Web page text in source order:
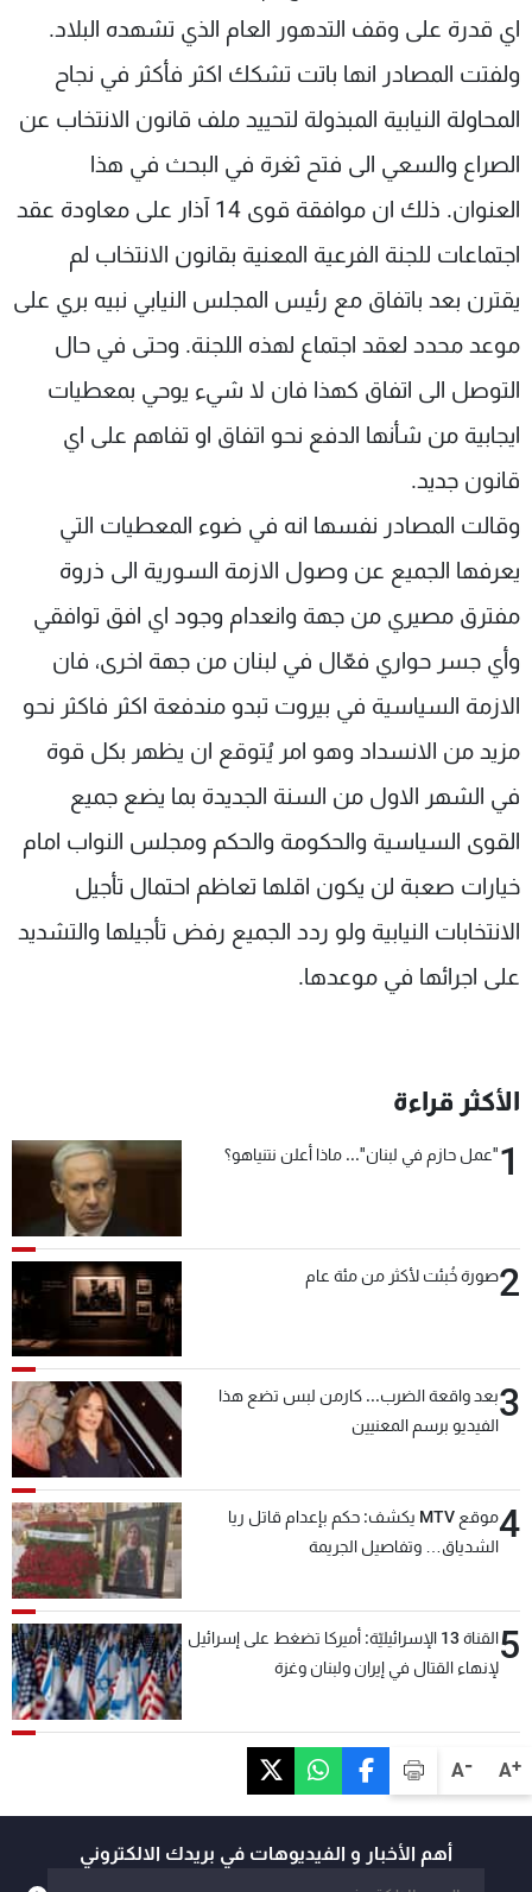
A+
A-
اي قدرة على وقف التدهور العام الذي تشهده البلاد.
ولفتت المصادر انها باتت تشكك اكثر فأكثر في نجاح
المحاولة النيابية المبذولة لتحييد ملف قانون الانتخاب عن
الصراع والسعي الى فتح ثغرة في البحث في هذا
العنوان. ذلك ان موافقة قوى 14 آذار على معاودة عقد
اجتماعات للجنة الفرعية المعنية بقانون الانتخاب لم
يقترن بعد باتفاق مع رئيس المجلس النيابي نبيه بري على
موعد محدد لعقد اجتماع لهذه اللجنة. وحتى في حال
التوصل الى اتفاق كهذا فان لا شيء يوحي بمعطيات
ايجابية من شأنها الدفع نحو اتفاق او تفاهم على اي
قانون جديد.
وقالت المصادر نفسها انه في ضوء المعطيات التي
يعرفها الجميع عن وصول الازمة السورية الى ذروة
مفترق مصيري من جهة وانعدام وجود اي افق توافقي
وأي جسر حواري فعّال في لبنان من جهة اخرى، فان
الازمة السياسية في بيروت تبدو مندفعة اكثر فاكثر نحو
مزيد من الانسداد وهو امر يُتوقع ان يظهر بكل قوة
في الشهر الاول من السنة الجديدة بما يضع جميع
القوى السياسية والحكومة والحكم ومجلس النواب امام
خيارات صعبة لن يكون اقلها تعاظم احتمال تأجيل
الانتخابات النيابية ولو ردد الجميع رفض تأجيلها والتشديد
على اجرائها في موعدها.
الأكثر قراءة
1"عمل حازم في لبنان"... ماذا أعلن نتنياهو؟
2صورة خُبئت لأكثر من مئة عام
3بعد واقعة الضرب... كارمن لبس تضع هذا
الفيديو برسم المعنيين
4
موقع MTV يكشف: حكم بإعدام قاتل ريا
الشدياق… وتفاصيل الجريمة
5
القناة 13 الإسرائيليّة: أميركا تضغط على إسرائيل
لإنهاء القتال في إيران ولبنان وغزة
أهم الأخبار و الفيديوهات في بريدك الالكتروني